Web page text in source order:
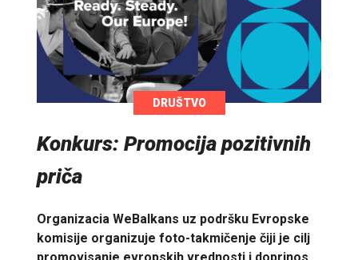
DRUŠTVO
Konkurs: Promocija pozitivnih
priča
Organizacia WeBalkans uz podršku Evropske
komisije organizuje foto-takmičenje čiji je cilj